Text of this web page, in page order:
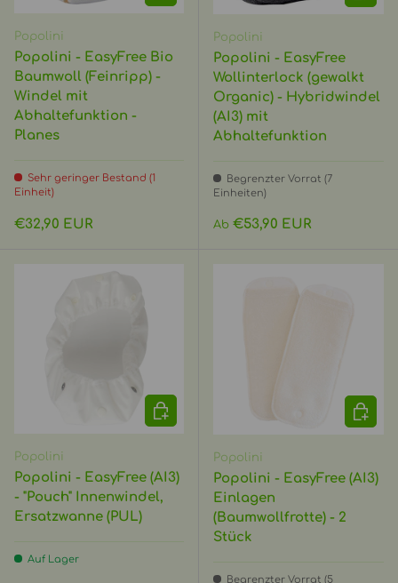
Popolini
Popolini - EasyFree Bio
Baumwoll (Feinripp) -
Windel mit
Abhaltefunktion -
Planes
Sehr geringer Bestand (1
Einheit)
Normaler Preis
€32,90 EUR
Popolini
Popolini - EasyFree
Wollinterlock (gewalkt
Organic) - Hybridwindel
(AI3) mit
Abhaltefunktion
Begrenzter Vorrat (7
Einheiten)
Normaler Preis
Ab €53,90 EUR
Popolini
Popolini - EasyFree (AI3)
- "Pouch" Innenwindel,
Ersatzwanne (PUL)
Auf Lager
OPTIONEN AUSWÄHLEN
Popolini
Popolini - EasyFree (AI3)
Einlagen
(Baumwollfrotte) - 2
Stück
Begrenzter Vorrat (5